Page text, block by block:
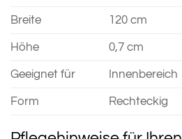
Breite 120 cm
Höhe 0,7 cm
Geeignet für Innenbereich
Form Rechteckig